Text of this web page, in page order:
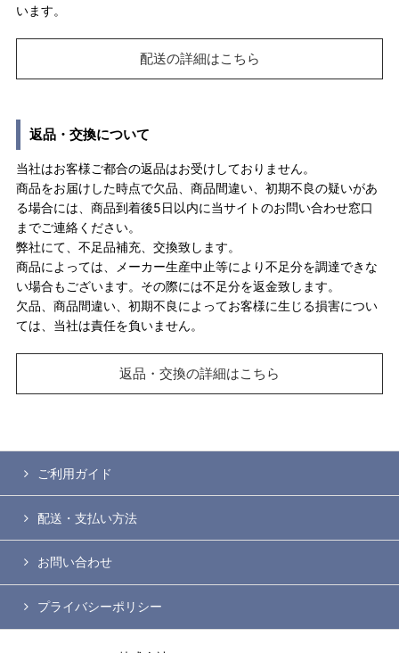
います。
配送の詳細はこちら
返品・交換について
当社はお客様ご都合の返品はお受けしておりません。
商品をお届けした時点で欠品、商品間違い、初期不良の疑いがあ
る場合には、商品到着後5日以内に当サイトのお問い合わせ窓口
までご連絡ください。
弊社にて、不足品補充、交換致します。
商品によっては、メーカー生産中止等により不足分を調達できな
い場合もございます。その際には不足分を返金致します。
欠品、商品間違い、初期不良によってお客様に生じる損害につい
ては、当社は責任を負いません。
返品・交換の詳細はこちら
ご利用ガイド
配送・支払い方法
お問い合わせ
プライバシーポリシー